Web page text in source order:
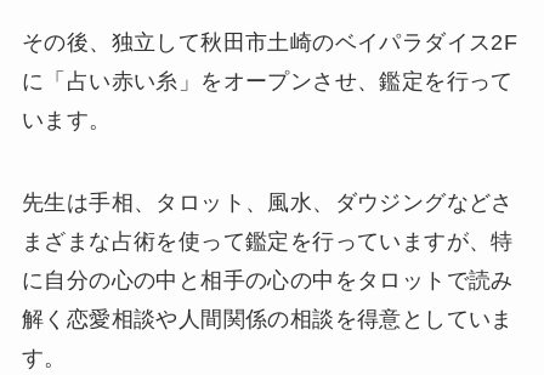
その後、独立して秋田市土崎のベイパラダイス2F
に「占い赤い糸」をオープンさせ、鑑定を行って
います。
先生は手相、タロット、風水、ダウジングなどさ
まざまな占術を使って鑑定を行っていますが、特
に自分の心の中と相手の心の中をタロットで読み
解く恋愛相談や人間関係の相談を得意としていま
す。